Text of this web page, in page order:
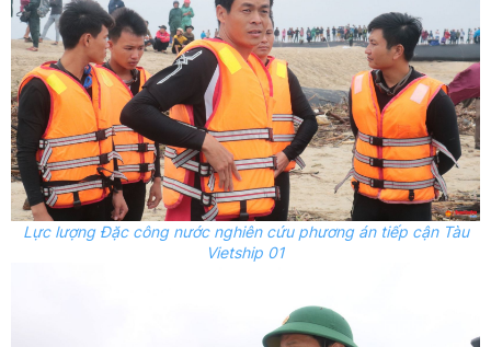
Lực lượng Đặc công nước nghiên cứu phương án tiếp cận Tàu
Vietship 01